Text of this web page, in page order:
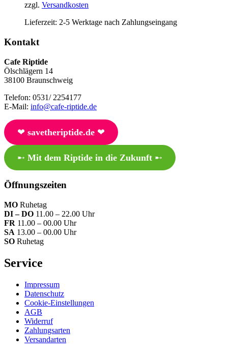
zzgl. Versandkosten
Lieferzeit: 2-5 Werktage nach Zahlungseingang
Kontakt
Cafe Riptide
Ölschlägern 14
38100 Braunschweig
Telefon: 0531/ 2254177
E-Mail: info@cafe-riptide.de
❤︎ savetheriptide.de❤︎
➸ Mit dem Riptide in die Zukunft➸
Öffnungszeiten
MO Ruhetag
DI – DO 11.00 – 22.00 Uhr
FR 11.00 – 00.00 Uhr
SA 13.00 – 00.00 Uhr
SO Ruhetag
Service
Impressum
Datenschutz
Cookie-Einstellungen
AGB
Widerruf
Zahlungsarten
Versandarten